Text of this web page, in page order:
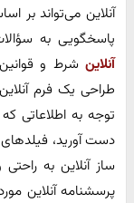
آنلاین می‌تواند بر
پاسخگویی به
آنلاین شرط و
طراحی یک فرم
توجه به اطلاعاتی
دست آورید، فیلدهای
ساز آنلاین به
پرسشنامه آنلاین